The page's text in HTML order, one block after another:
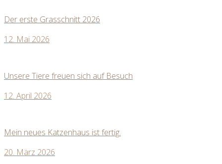
Der erste Grasschnitt 2026
12. Mai 2026
Unsere Tiere freuen sich auf Besuch
12. April 2026
Mein neues Katzenhaus ist fertig.
20. März 2026